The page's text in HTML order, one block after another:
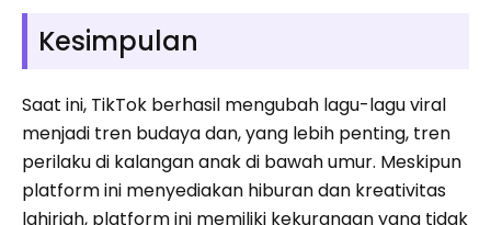
Kesimpulan
Saat ini, TikTok berhasil mengubah lagu-lagu viral
menjadi tren budaya dan, yang lebih penting, tren
perilaku di kalangan anak di bawah umur. Meskipun
platform ini menyediakan hiburan dan kreativitas
lahiriah, platform ini memiliki kekurangan yang tidak